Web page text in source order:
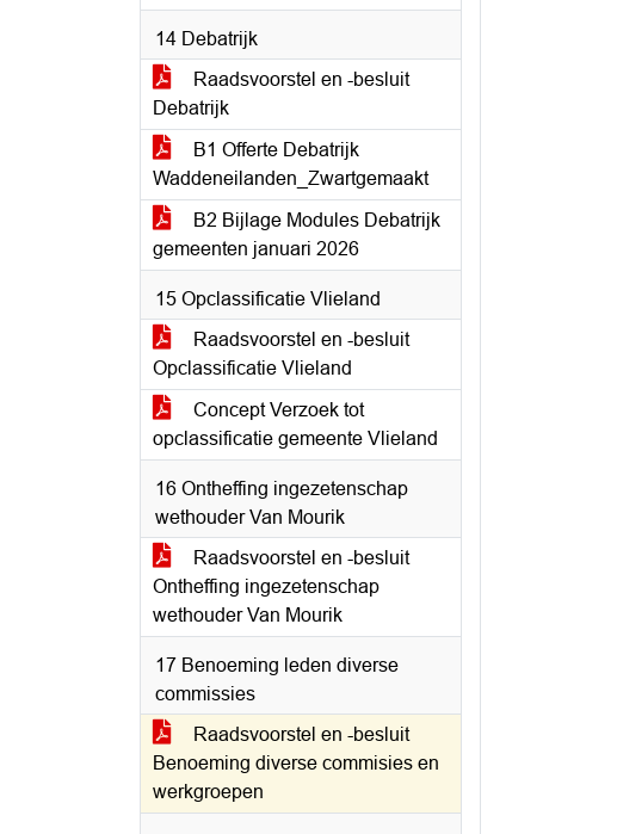
14 Debatrijk
Raadsvoorstel en -besluit
Debatrijk
B1 Offerte Debatrijk
Waddeneilanden_Zwartgemaakt
B2 Bijlage Modules Debatrijk
gemeenten januari 2026
15 Opclassificatie Vlieland
Raadsvoorstel en -besluit
Opclassificatie Vlieland
Concept Verzoek tot
opclassificatie gemeente Vlieland
16 Ontheffing ingezetenschap
wethouder Van Mourik
Raadsvoorstel en -besluit
Ontheffing ingezetenschap
wethouder Van Mourik
17 Benoeming leden diverse
commissies
Raadsvoorstel en -besluit
Benoeming diverse commisies en
werkgroepen